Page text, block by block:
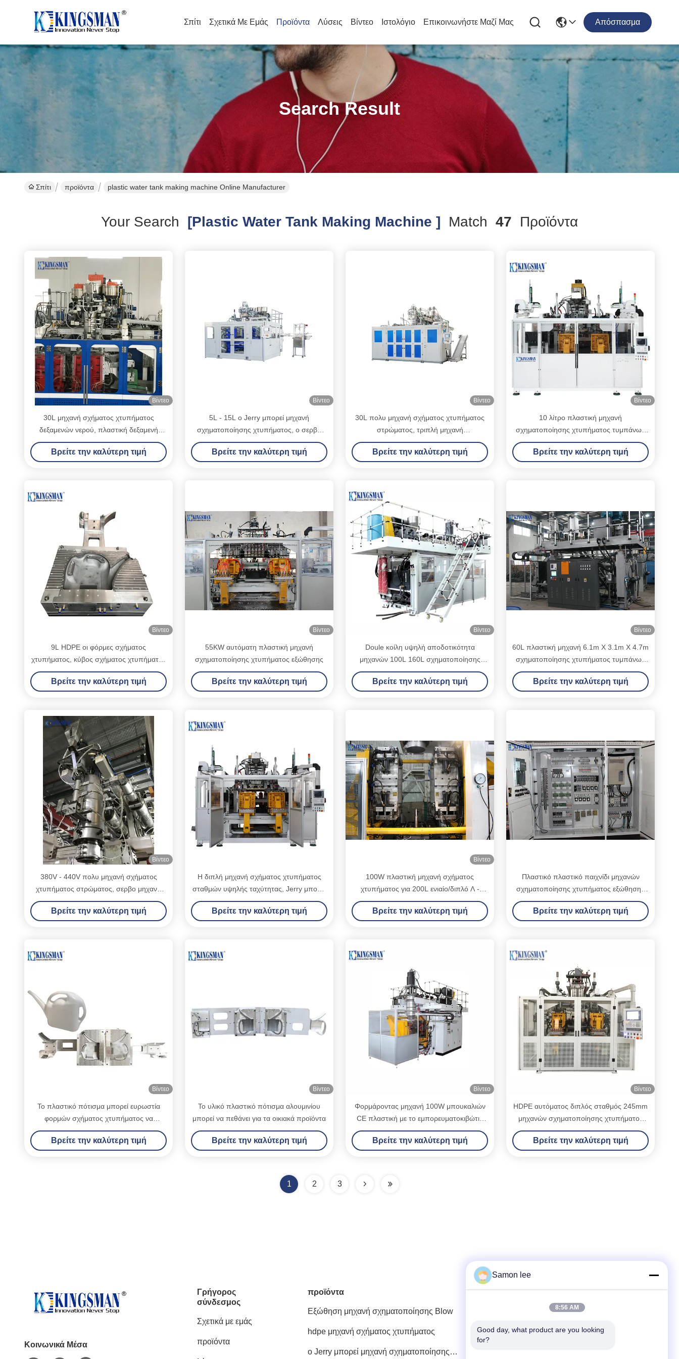
Σπίτι Σχετικά Με Εμάς Προϊόντα Λύσεις Βίντεο Ιστολόγιο Επικοινωνήστε Μαζί Μας Απόσπασμα
Search Result
Σπίτι προϊόντα plastic water tank making machine Online Manufacturer
Your Search [plastic Water Tank Making Machine ] Match 47 Προϊόντα
Βίντεο
30L μηχανή σχήματος χτυπήματος
δεξαμενών νερού, πλαστική δεξαμενή
νερού που κατασκευάζει τη μηχανή το
τριπλό στρώμα
Βρείτε την καλύτερη τιμή
Βίντεο
5L - 15L ο Jerry μπορεί μηχανή
σχηματοποίησης χτυπήματος, ο σερβο
πλαστικός Jerry μπορεί κάνοντας να
επεξεργαστεί στη μηχανή
Βρείτε την καλύτερη τιμή
Βίντεο
30L πολυ μηχανή σχήματος χτυπήματος
στρώματος, τριπλή μηχανή
σχηματοποίησης χτυπήματος δεξαμενών
νερού στρώματος
Βρείτε την καλύτερη τιμή
Βίντεο
10 λίτρο πλαστική μηχανή
σχηματοποίησης χτυπήματος τυμπάνων
15 λίτρου, μηχανή κατασκευής πλαστικών
εμπορευματοκιβωτίων
Βρείτε την καλύτερη τιμή
Βίντεο
9L HDPE οι φόρμες σχήματος
χτυπήματος, κύβος σχήματος χτυπήματος
για το πλαστικό πότισμα μπορούν
κάνοντας
Βρείτε την καλύτερη τιμή
Βίντεο
55KW αυτόματη πλαστική μηχανή
σχηματοποίησης χτυπήματος εξώθησης
Βρείτε την καλύτερη τιμή
Βίντεο
Doule κοίλη υψηλή αποδοτικότητα
μηχανών 100L 160L σχηματοποίησης
χτυπήματος τυμπάνων στρώματος
πλαστική
Βρείτε την καλύτερη τιμή
Βίντεο
60L πλαστική μηχανή 6.1m X 3.1m X 4.7m
σχηματοποίησης χτυπήματος τυμπάνων
χαμηλής ισχύος κατανάλωση
Βρείτε την καλύτερη τιμή
Βίντεο
380V - 440V πολυ μηχανή σχήματος
χτυπήματος στρώματος, σερβο μηχανή
σχηματοποίησης χτυπήματος
Βρείτε την καλύτερη τιμή
Η διπλή μηχανή σχήματος χτυπήματος
σταθμών υψηλής ταχύτητας, Jerry μπορεί
μηχανή σχηματοποίησης χτυπήματος
Βρείτε την καλύτερη τιμή
Βίντεο
100W πλαστική μηχανή σχήματος
χτυπήματος για 200L ενιαίο/διπλό Λ -
τύμπανο δαχτυλιδιών
Βρείτε την καλύτερη τιμή
Πλαστικό πλαστικό παιχνίδι μηχανών
σχηματοποίησης χτυπήματος εξώθησης
που κάνει 380V - 440V
Βρείτε την καλύτερη τιμή
Βίντεο
Το πλαστικό πότισμα μπορεί ευρωστία
φορμών σχήματος χτυπήματος να
αντισταθεί υψηλής θερμοκρασίας
Βρείτε την καλύτερη τιμή
Βίντεο
Το υλικό πλαστικό πότισμα αλουμινίου
μπορεί να πεθάνει για τα οικιακά προϊόντα
Βρείτε την καλύτερη τιμή
Βίντεο
Φορμάροντας μηχανή 100W μπουκαλιών
CE πλαστική με το εμπορευματοκιβώτιο
30L
Βρείτε την καλύτερη τιμή
Βίντεο
HDPE αυτόματος διπλός σταθμός 245mm
μηχανών σχηματοποίησης χτυπήματος
πάχος φορμών
Βρείτε την καλύτερη τιμή
1 2 3
Κοινωνικά Μέσα
Γρήγορος
σύνδεσμος
Σχετικά με εμάς
προϊόντα
προϊόντα
Εξώθηση μηχανή σχηματοποίησης Blow
hdpe μηχανή σχήματος χτυπήματος
ο Jerry μπορεί μηχανή σχηματοποίησης
Γρήγορη επικοινωνία
Τηλεφώνημα
86--13921962414
Samon lee
8:56 AM
Good day, what product are you looking
for?